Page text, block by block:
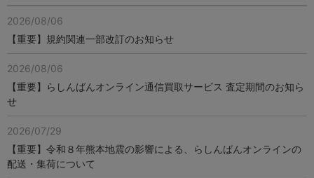
2026/08/06
【重要】規約関連一部改訂のお知らせ
2026/08/06
【重要】らしんばんオンライン通信買取サービス 査定期間のお知ら
せ
2026/07/29
【重要】令和８年熊本地震の影響による、らしんばんオンラインの
配送・集荷について